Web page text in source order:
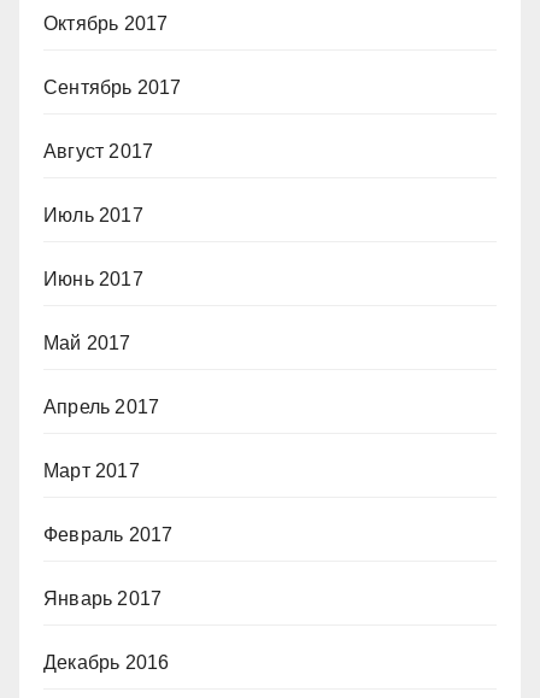
Октябрь 2017
Сентябрь 2017
Август 2017
Июль 2017
Июнь 2017
Май 2017
Апрель 2017
Март 2017
Февраль 2017
Январь 2017
Декабрь 2016